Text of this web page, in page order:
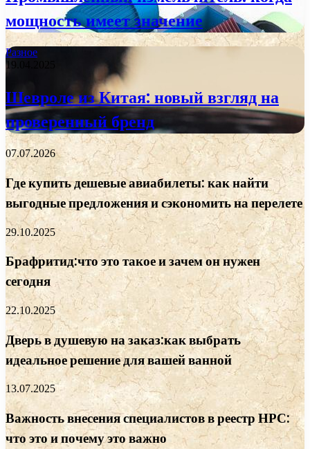
мощность имеет значение
Разное
19.04.2025
Шевроле из Китая: новый взгляд на
проверенный бренд
07.07.2026
Где купить дешевые авиабилеты: как найти
выгодные предложения и сэкономить на перелете
29.10.2025
Брафритид:что это такое и зачем он нужен
сегодня
22.10.2025
Дверь в душевую на заказ:как выбрать
идеальное решение для вашей ванной
13.07.2025
Важность внесения специалистов в реестр НРС:
что это и почему это важно